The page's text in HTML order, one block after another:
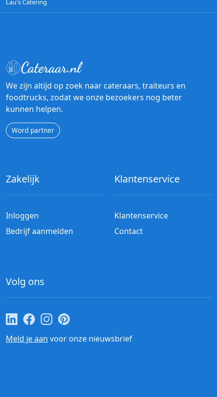
Lau's Catering
We zijn altijd op zoek naar cateraars, traiteurs en
foodtrucks, zodat we onze bezoekers nog beter
kunnen helpen.
Word partner
Zakelijk
Inloggen
Bedrijf aanmelden
Klantenservice
Klantenservice
Contact
Volg ons
Cateraar.nl op LinkedIn
Cateraar.nl op Facebook
Cateraar.nl op Instagram
Cateraar.nl op Pinterest
Meld je aan voor onze nieuwsbrief